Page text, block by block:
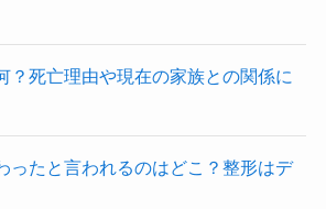
？死亡理由や現在の家族との関係に
ったと言われるのはどこ？整形はデ